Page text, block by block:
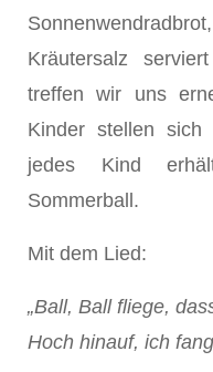
Kräutersalz
treffen wir uns
Kinder stellen
jedes Kind
Sommerball.
Mit dem Lied:
„Ball, Ball fliege,
Hoch hinauf, ich